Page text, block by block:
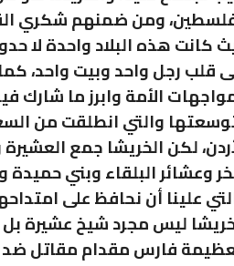
ومن ضمنهم شكري
كانت هذه البلاد واحدة لا
قلب رجل واحد وبيت واحد،
الأمة وابرز ما شارك
والتي انطلقت من
لكن الخريشا جمع
وعشائر البلقاء وبني حميدة
علينا أن نحافظ على
ليس مجرد شيخ عشيرة
فارس مقدام مقاتل ضد